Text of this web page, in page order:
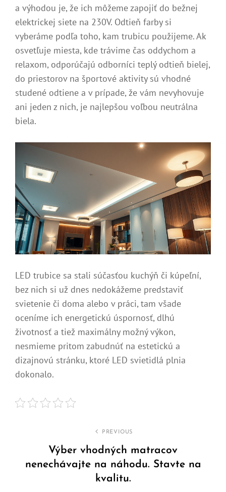
a výhodou je, že ich môžeme zapojiť do bežnej
elektrickej siete na 230V. Odtieň farby si
vyberáme podľa toho, kam trubicu použijeme. Ak
osvetľuje miesta, kde trávime čas oddychom a
relaxom, odporúčajú odborníci teplý odtieň bielej,
do priestorov na športové aktivity sú vhodné
studené odtiene a v prípade, že vám nevyhovuje
ani jeden z nich, je najlepšou voľbou neutrálna
biela.
LED trubice sa stali súčasťou kuchýň či kúpeľní,
bez nich si už dnes nedokážeme predstaviť
svietenie či doma alebo v práci, tam všade
oceníme ich energetickú úspornosť, dlhú
životnosť a tiež maximálny možný výkon,
nesmieme pritom zabudnúť na estetickú a
dizajnovú stránku, ktoré LED svietidlá plnia
dokonalo.
příspěvek
PREVIOUS
Výber vhodných matracov
nenechávajte na náhodu. Stavte na
kvalitu.